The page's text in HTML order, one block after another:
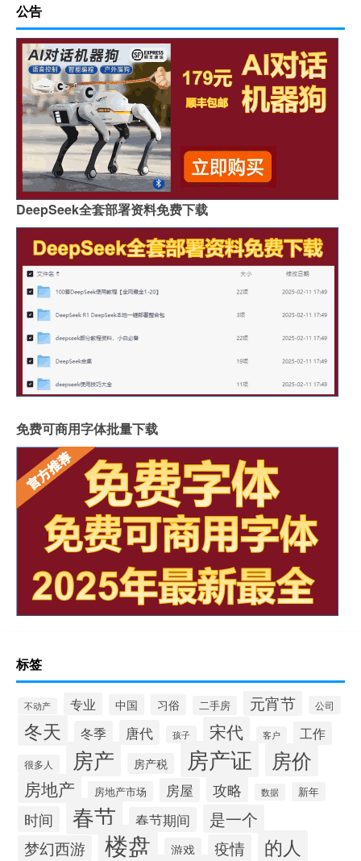
公告
DeepSeek全套部署资料免费下载
免费可商用字体批量下载
标签
不动产 专业 中国 习俗 二手房 元宵节 公司
冬天 冬季 唐代 孩子 宋代 客户 工作
很多人 房产 房产税 房产证 房价
房地产 房地产市场 房屋 攻略 数据 新年
时间 春节 春节期间 是一个
梦幻西游 楼盘 游戏 疫情 的人